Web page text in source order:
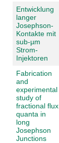
Entwicklung
langer
Josephson-
Kontakte mit
sub-µm
Strom-
Injektoren
Fabrication
and
experimental
study of
fractional flux
quanta in
long
Josephson
Junctions